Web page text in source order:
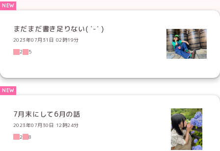
まだまだ書き足りない( ˙-˙ )
2023年07月31日 02時19分
2
5
7月末にして6月の話
2023年07月30日 12時24分
2
8